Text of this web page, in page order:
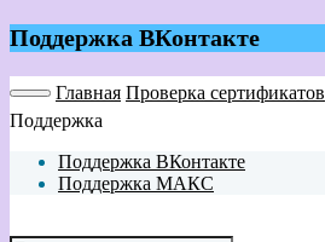
Поддержка ВКонтакте
Главная Проверка сертификатов
Поддержка
Поддержка ВКонтакте
Поддержка МАКС